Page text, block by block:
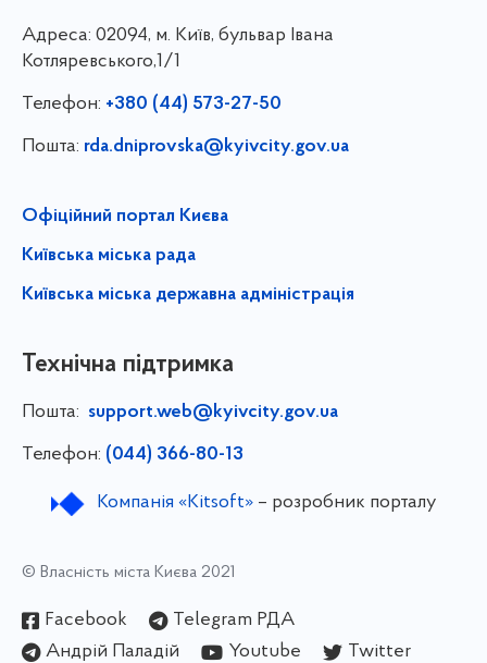
Адреса: 02094, м. Київ, бульвар Івана
Котляревського,1/1
Телефон: +380 (44) 573-27-50
Пошта: rda.dniprovska@kyivcity.gov.ua
Офіційний портал Києва
Київська міська рада
Київська міська державна адміністрація
Технічна підтримка
Пошта: support.web@kyivcity.gov.ua
Телефон: (044) 366-80-13
Компанія «Kitsoft»– розробник порталу
© Власність міста Києва 2021
Facebook
Telegram РДА
Андрій Паладій
Youtube Twitter